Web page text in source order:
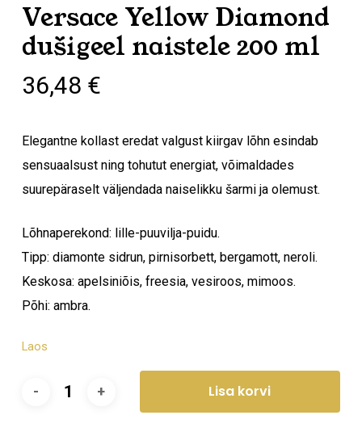
Versace Yellow Diamond
dušigeel naistele 200 ml
36,48 €
Elegantne kollast eredat valgust kiirgav lõhn esindab
sensuaalsust ning tohutut energiat, võimaldades
suurepäraselt väljendada naiselikku šarmi ja olemust.
Lõhnaperekond: lille-puuvilja-puidu.
Tipp: diamonte sidrun, pirnisorbett, bergamott, neroli.
Keskosa: apelsiniõis, freesia, vesiroos, mimoos.
Põhi: ambra.
Laos
Lisa korvi